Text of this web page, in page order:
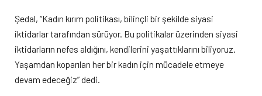
Şedal, “Kadın kırım politikası, bilinçli bir şekilde siyasi
iktidarlar tarafından sürüyor. Bu politikalar üzerinden siyasi
iktidarların nefes aldığını, kendilerini yaşattıklarını biliyoruz.
Yaşamdan koparılan her bir kadın için mücadele etmeye
devam edeceğiz” dedi.